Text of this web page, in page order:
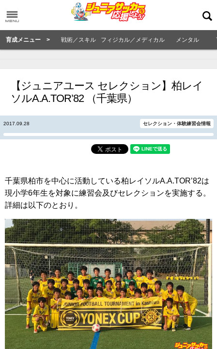
育成メニュー > 戦術／スキル フィジカル／メディカル メンタル
【ジュニアユース セレクション】柏レイ
ソルA.A.TOR’82 （千葉県）
2017.09.28 セレクション・体験練習会情報
千葉県柏市を中心に活動している柏レイソルA.A.TOR’82は
現小学6年生を対象に練習会及びセレクションを実施する。
詳細は以下のとおり。